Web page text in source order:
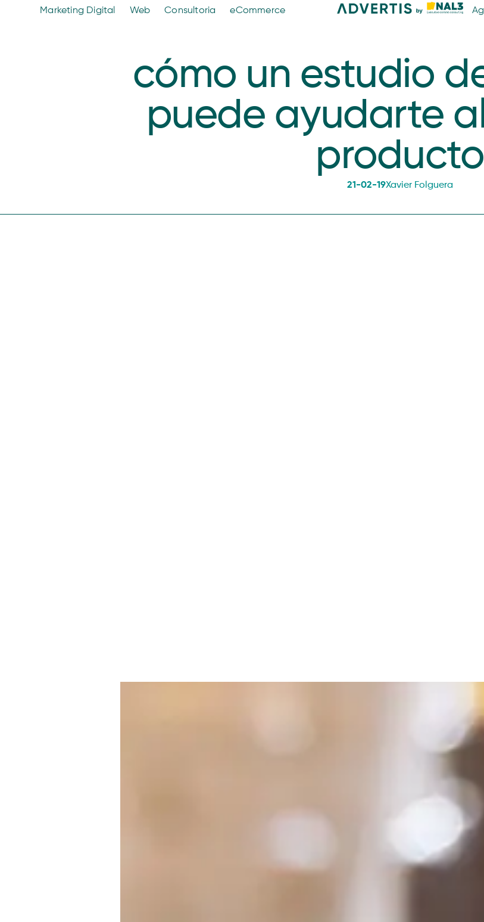
Marketing Digital Web Consultoria eCommerce
cómo un estudio
puede ayudarte
producto
21-02-19Xavier Folguera